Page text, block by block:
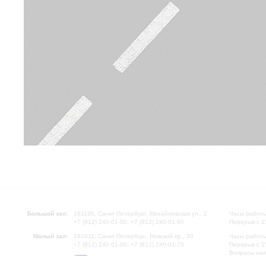
Большой зал:
191186, Санкт-Петербург, Михайловская ул., 2
+7 (812) 240-01-00, +7 (812) 240-01-80
Малый зал:
191011, Санкт-Петербург, Невский пр., 30
+7 (812) 240-01-00, +7 (812) 240-01-70
Часы
Перерыв с
Часы
Перерыв с
Вопросы